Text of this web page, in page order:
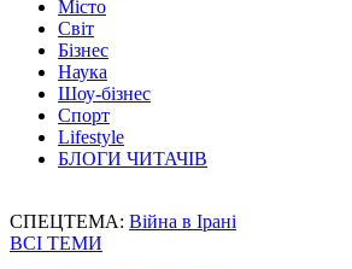
Місто
Світ
Бізнес
Наука
Шоу-бізнес
Спорт
Lifestyle
БЛОГИ ЧИТАЧІВ
СПЕЦТЕМА: Війна в Ірані
ВСІ ТЕМИ